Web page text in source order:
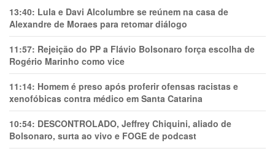
13:40: Lula e Davi Alcolumbre se reúnem na casa de
Alexandre de Moraes para retomar diálogo
11:57: Rejeição do PP a Flávio Bolsonaro força escolha de
Rogério Marinho como vice
11:14: Homem é preso após proferir ofensas racistas e
xenofóbicas contra médico em Santa Catarina
10:54: DESCONTROLADO, Jeffrey Chiquini, aliado de
Bolsonaro, surta ao vivo e FOGE de podcast